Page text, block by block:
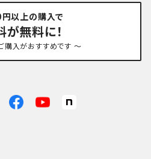
以上の購入で
が無料に！
購入がおすすめです ～